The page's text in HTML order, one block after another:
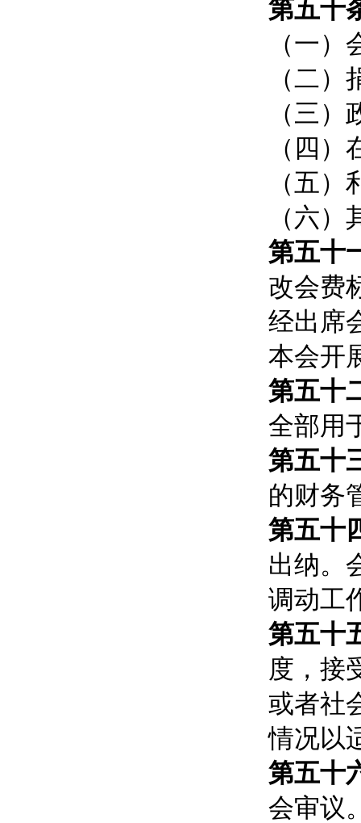
第五十
（一）
（二）
（三
（四
（五）
（六
第五十
改会费
经出席
本会开
第五十
全部用
第五十
的财务
第五十
出纳。
调动工
第五十
度，接
或者社
情况以
第五十
会审议